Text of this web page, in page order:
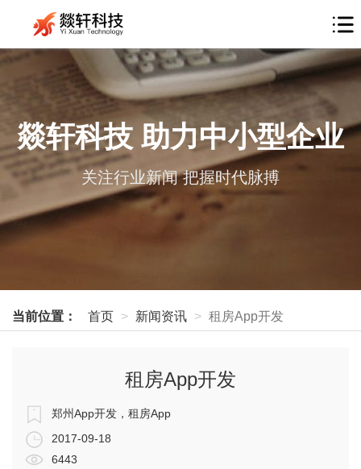
燚轩科技 助力中小型企业
关注行业新闻 把握时代脉搏
当前位置： 首页 新闻资讯 租房App开发
租房App开发
郑州App开发，租房App
2017-09-18
6443